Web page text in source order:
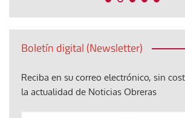
Boletín digital (Newsletter)
Reciba en su correo electrónico, sin
la actualidad de Noticias Obreras